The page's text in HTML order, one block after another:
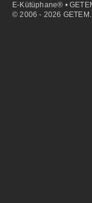
E-Kütüphane® •
© 2006 - 2026 GETEM.